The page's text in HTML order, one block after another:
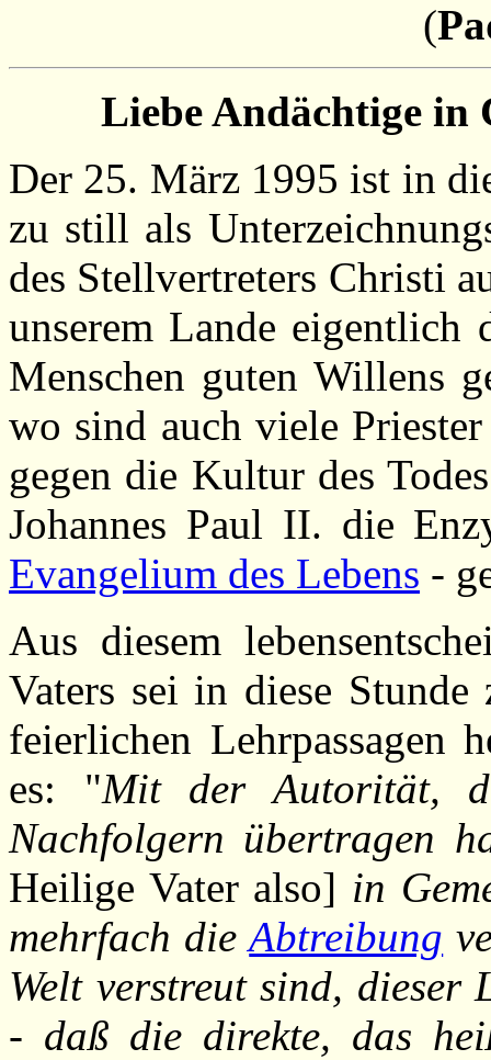
(
Liebe Andächtige in
Der 25. März 1995 ist in
zu still als
des Stellvertreters Christi
unserem Lande eigentlich
Menschen guten Willens
wo sind auch viele
gegen die Kultur des
Johannes Paul II. die
Evangelium des Lebens -
Aus diesem
Vaters sei in diese Stunde
feierlichen Lehrpassagen
es: "Mit der Autorität,
Nachfolgern übertragen
Heilige Vater also] in
mehrfach dieAbtreibung
Welt verstreut sind, dieser
- daß die direkte, das